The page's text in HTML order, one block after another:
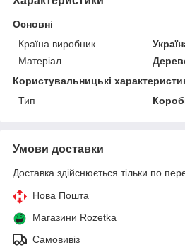
Основні
Країна виробник
Матеріал
Користувальницькі
Тип
Умови доставки
Доставка здійснюється тільки по
Нова Пошта
Магазини Rozetka
Самовивіз